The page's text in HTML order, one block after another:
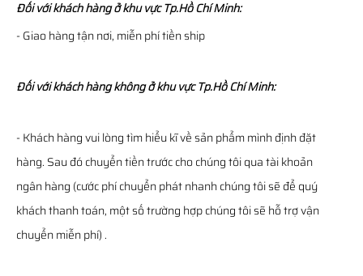
Đối với khách hàng ở khu vực Tp.Hồ Chí Minh:
- Giao hàng tận nơi, miễn phí tiền ship
Đối với khách hàng không ở khu vực Tp.Hồ Chí Minh:
- Khách hàng vui lòng tìm hiểu kĩ về sản phẩm mình định đặt
hàng. Sau đó chuyển tiền trước cho chúng tôi qua tài khoản
ngân hàng (cước phí chuyển phát nhanh chúng tôi sẽ để quý
khách thanh toán, một số trường hợp chúng tôi sẽ hỗ trợ vận
chuyển miễn phí) .